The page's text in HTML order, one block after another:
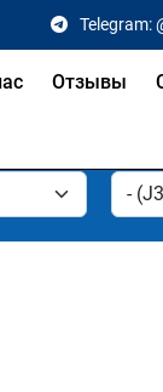
Telegram:
Отзывы